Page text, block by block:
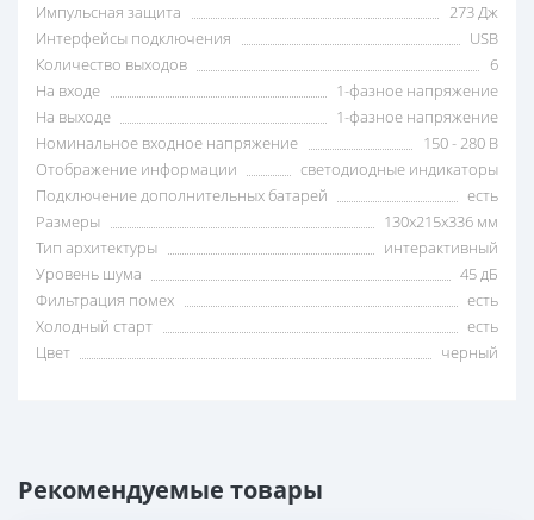
Импульсная защита
273 Дж
Интерфейсы подключения
USB
Количество выходов
6
На входе
1-фазное напряжение
На выходе
1-фазное напряжение
Номинальное входное напряжение
150 - 280 В
Отображение информации
светодиодные индикаторы
Подключение дополнительных батарей
есть
Размеры
130x215x336 мм
Тип архитектуры
интерактивный
Уровень шума
45 дБ
Фильтрация помех
есть
Холодный старт
есть
Цвет
черный
Рекомендуемые товары